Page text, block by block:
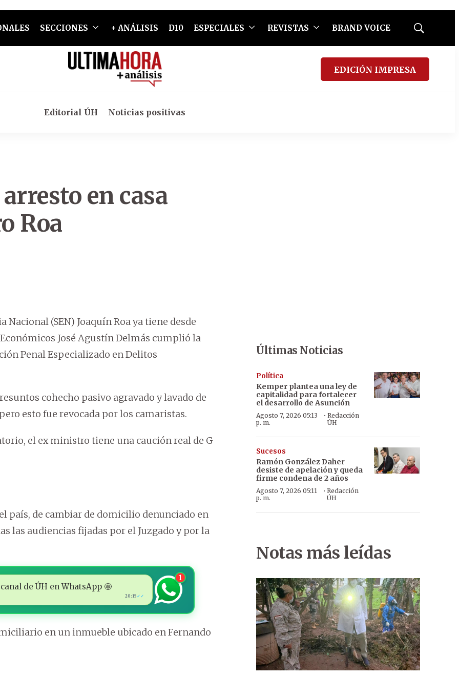
SECCIONES + ANÁLISIS D10 ESPECIALES REVISTAS BRAND VOICE
Mostrar
EDICIÓN IMPRESA
Editorial ÚH Noticias positivas
en casa
Roa
(SEN) Joaquín Roa ya tiene desde
José Agustín Delmás cumplió la
Penal Especializado en Delitos
cohecho pasivo agravado y lavado de
esto fue revocada por los camaristas.
el ex ministro tiene una caución real de G
país, de cambiar de domicilio denunciado en
las audiencias fijadas por el Juzgado y por la
de ÚH en WhatsApp 🤩
20:15 ✓✓
1
en un inmueble ubicado en Fernando
Últimas Noticias
Política
Kemper plantea una ley de
capitalidad para fortalecer
el desarrollo de Asunción
Agosto 7, 2026 05:13
p. m.
· Redacción
ÚH
Sucesos
Ramón González Daher
desiste de apelación y queda
firme condena de 2 años
Agosto 7, 2026 05:11
p. m.
·Redacción
ÚH
Notas más leídas